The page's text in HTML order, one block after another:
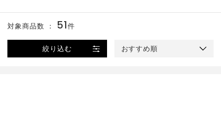
絞り込む おすすめ順
対象商品数 ： 51件